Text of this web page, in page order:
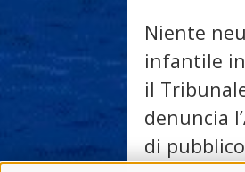
Niente
infantile
il
denuncia
di